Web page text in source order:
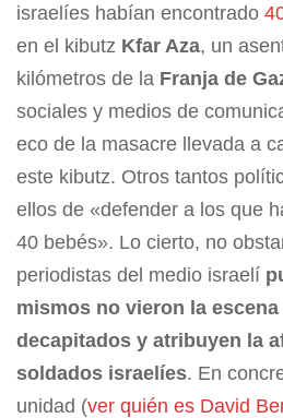
israelíes habían encontrado
en el kibutz Kfar Aza, un
kilómetros de la Franja de
sociales y medios de
eco de la masacre llevada a
este kibutz. Otros tantos
ellos de «defender a los que
40 bebés». Lo cierto, no
periodistas del medio israelí
mismos no vieron la
decapitados y atribuyen la
soldados israelíes. En
unidad (ver quién es David